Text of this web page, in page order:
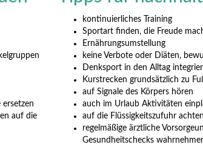
auf die
kontinuierliches Training
Sportart finden, die Freude
Ernährungsumstellung
keine Verbote oder Diäten,
Denksport in den Alltag
Kurstrecken grundsätzlich zu
auf Signale des Körpers hören
auch im Urlaub Aktivitäten
auf die Flüssigkeitszufuhr achten
regelmäßige ärztliche
Gesundheitschecks